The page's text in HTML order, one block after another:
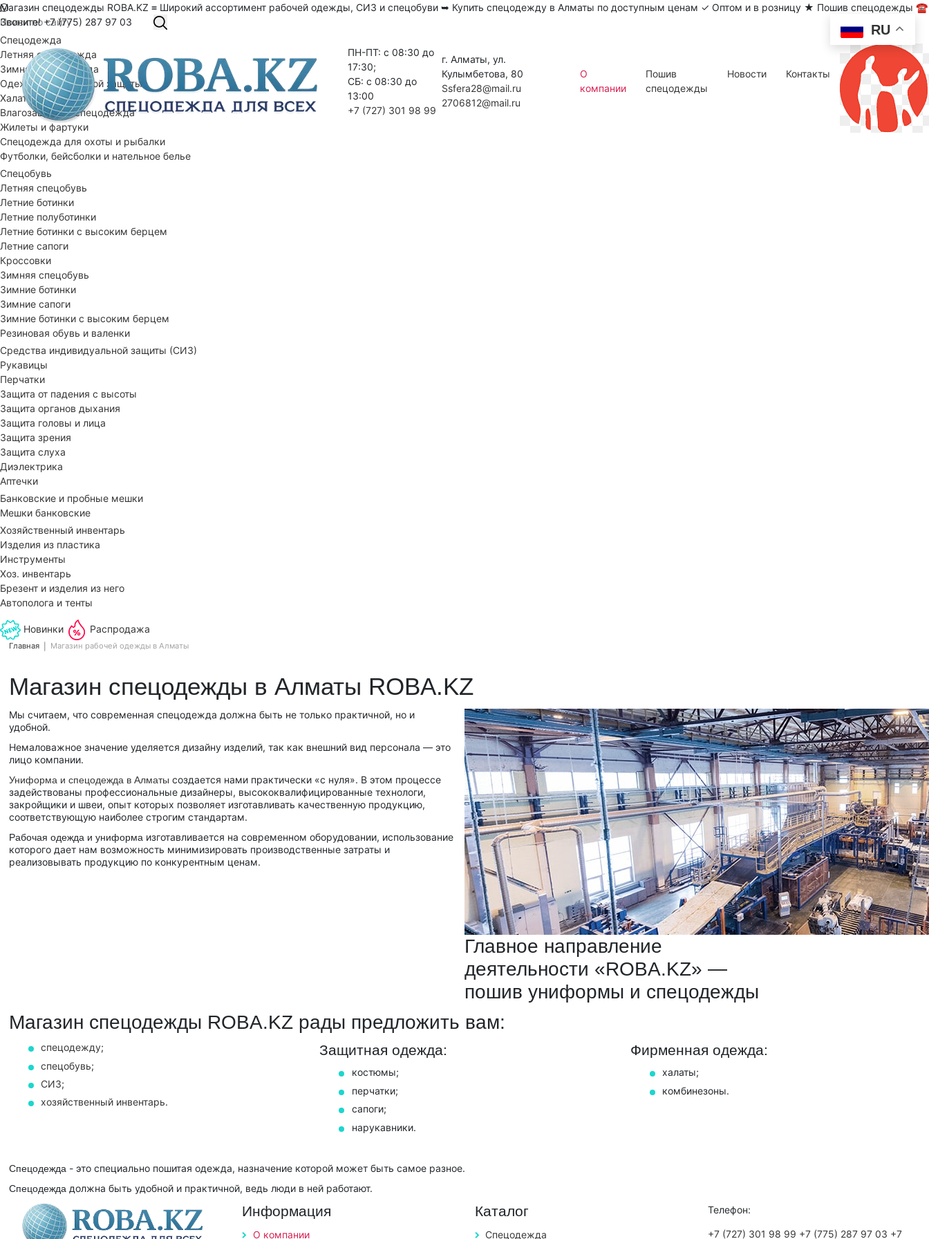
Магазин спецодежды ROBA.KZ ≡ Широкий ассортимент рабочей одежды, СИЗ и спецобуви ➥ Купить спецодежду в Алматы по доступным ценам ✓ Оптом и в розницу ★ Пошив спецодежды ☎
Звоните! +7 (775) 287 97 03
ПН-ПТ: c 08:30 до
17:30;
СБ: c 08:30 до
13:00
+7 (727) 301 98 99
г. Алматы, ул.
Кулымбетова, 80
Ssfera28@mail.ru
2706812@mail.ru
О
компании
Пошив
спецодежды
Новости Контакты
RU
Спецодежда
Летняя спецодежда
Зимняя спецодежда
Одежда специальной защиты
Халаты рабочие
Влагозащитная спецодежда
Жилеты и фартуки
Спецодежда для охоты и рыбалки
Футболки, бейсболки и нательное белье
Спецобувь
Летняя спецобувь
Летние ботинки
Летние полуботинки
Летние ботинки с высоким берцем
Летние сапоги
Кроссовки
Зимняя спецобувь
Зимние ботинки
Зимние сапоги
Зимние ботинки с высоким берцем
Резиновая обувь и валенки
Средства индивидуальной защиты (СИЗ)
Рукавицы
Перчатки
Защита от падения с высоты
Защита органов дыхания
Защита головы и лица
Защита зрения
Защита слуха
Диэлектрика
Аптечки
Банковские и пробные мешки
Мешки банковские
Хозяйственный инвентарь
Изделия из пластика
Инструменты
Хоз. инвентарь
Брезент и изделия из него
Автополога и тенты
Новинки Распродажа
Главная Магазин рабочей одежды в Алматы
Магазин спецодежды в Алматы ROBA.KZ
Мы считаем, что современная спецодежда должна быть не только практичной, но и
удобной.
Немаловажное значение уделяется дизайну изделий, так как внешний вид персонала — это
лицо компании.
Униформа и спецодежда в Алматы создается нами практически «с нуля». В этом процессе
задействованы профессиональные дизайнеры, высококвалифицированные технологи,
закройщики и швеи, опыт которых позволяет изготавливать качественную продукцию,
соответствующую наиболее строгим стандартам.
Рабочая одежда и униформа изготавливается на современном оборудовании, использование
которого дает нам возможность минимизировать производственные затраты и
реализовывать продукцию по конкурентным ценам.
Главное направление
деятельности «ROBA.KZ» —
пошив униформы и спецодежды
Магазин спецодежды ROBA.KZ рады предложить вам:
спецодежду;
спецобувь;
СИЗ;
хозяйственный инвентарь.
Защитная одежда:
костюмы;
перчатки;
сапоги;
нарукавники.
Фирменная одежда:
халаты;
комбинезоны.
Cпецодежда - это специально пошитая одежда, назначение которой может быть самое разное.
Спецодежда должна быть удобной и практичной, ведь люди в ней работают.
Информация
О компании
Каталог
Спецодежда
Телефон:
+7 (727) 301 98 99 +7 (775) 287 97 03 +7